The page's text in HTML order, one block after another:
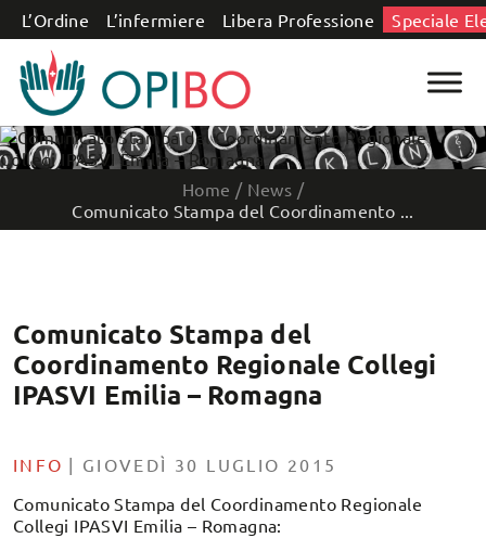
Salta al contenuto
L’Ordine L’infermiere Libera Professione Speciale
Home / News /
Comunicato Stampa del Coordinamento ...
Comunicato Stampa del
Coordinamento Regionale Collegi
IPASVI Emilia – Romagna
INFO | GIOVEDÌ 30 LUGLIO 2015
Comunicato Stampa del Coordinamento Regionale
Collegi IPASVI Emilia – Romagna: